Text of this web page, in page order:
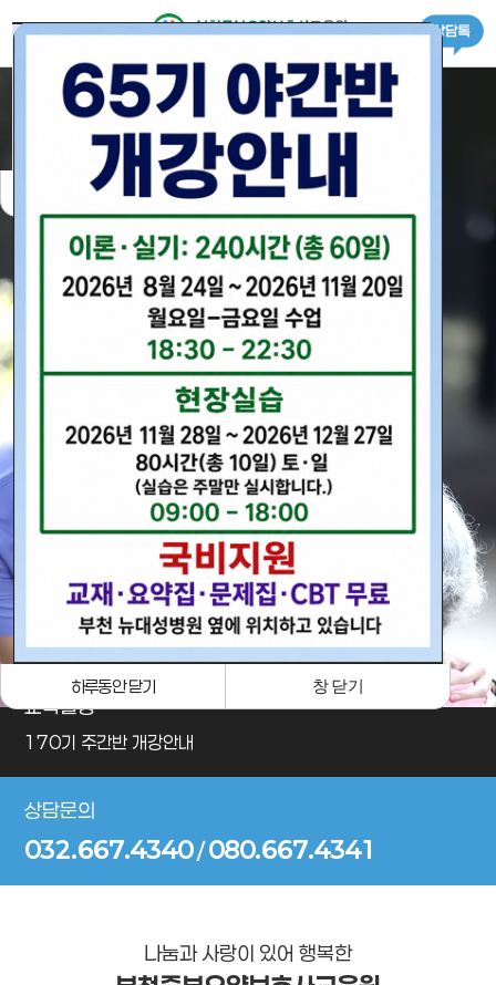
로그인 회원가입
＋ 교육원 소개
· 내부시설
· 찾아오시는길
－ 수강안내
· 교육일정
· 수강신청서
＋ 교육과정
－ 교육과정
· 일반(신규)자격증반
· 국가자격증 소지자반
· 경력자과정
＋ 요양보호사 정보
－ 요양보호사 정보
· 요양보호사 정보
· 구직신청서
－ 상담&커뮤니티
· 공지사항
＋ CBT 시험
교육일정
170기 주간반 개강안내
상담문의
032.667.4340/080.667.4341
나눔과 사랑이 있어 행복한
하루동안 닫기 창 닫기
하루동안 닫기 창 닫기